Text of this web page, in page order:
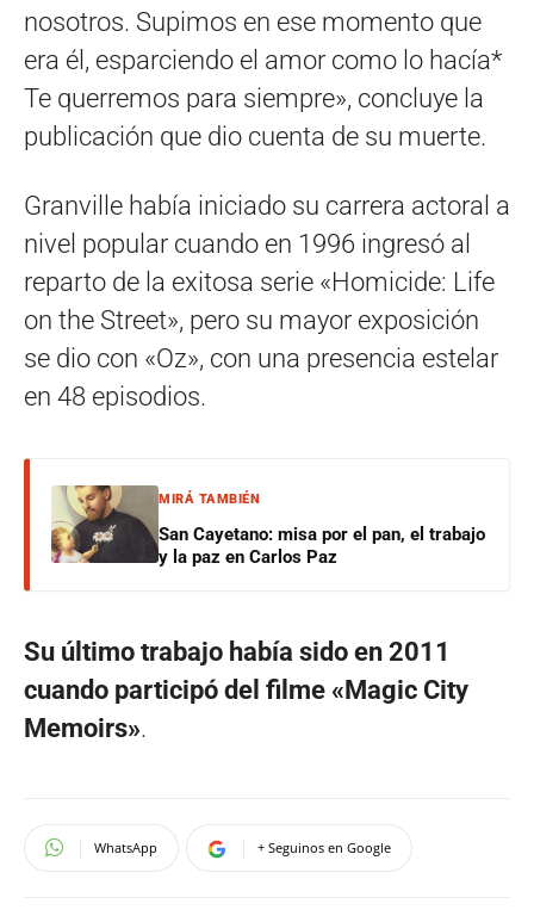
nosotros. Supimos en ese momento que
era él, esparciendo el amor como lo hacía*
Te querremos para siempre», concluye la
publicación que dio cuenta de su muerte.
Granville había iniciado su carrera actoral a
nivel popular cuando en 1996 ingresó al
reparto de la exitosa serie «Homicide: Life
on the Street», pero su mayor exposición
se dio con «Oz», con una presencia estelar
en 48 episodios.
MIRÁ TAMBIÉN
San Cayetano: misa por el pan, el trabajo
y la paz en Carlos Paz
Su último trabajo había sido en 2011
cuando participó del filme «Magic City
Memoirs».
WhatsApp + Seguinos en Google